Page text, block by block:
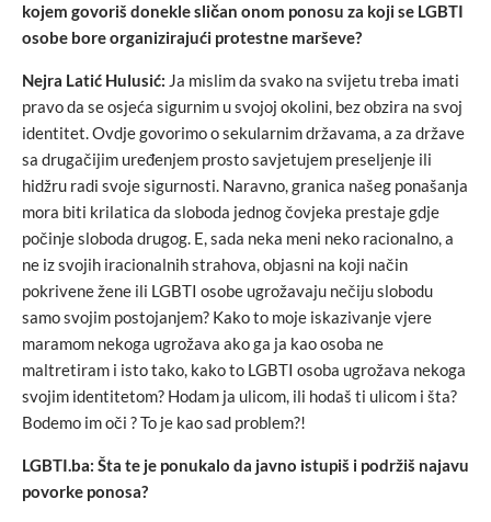
kojem govoriš donekle sličan onom ponosu za koji se LGBTI
osobe bore organizirajući protestne marševe?
Nejra Latić Hulusić: Ja mislim da svako na svijetu treba imati
pravo da se osjeća sigurnim u svojoj okolini, bez obzira na svoj
identitet. Ovdje govorimo o sekularnim državama, a za države
sa drugačijim uređenjem prosto savjetujem preseljenje ili
hidžru radi svoje sigurnosti. Naravno, granica našeg ponašanja
mora biti krilatica da sloboda jednog čovjeka prestaje gdje
počinje sloboda drugog. E, sada neka meni neko racionalno, a
ne iz svojih iracionalnih strahova, objasni na koji način
pokrivene žene ili LGBTI osobe ugrožavaju nečiju slobodu
samo svojim postojanjem? Kako to moje iskazivanje vjere
maramom nekoga ugrožava ako ga ja kao osoba ne
maltretiram i isto tako, kako to LGBTI osoba ugrožava nekoga
svojim identitetom? Hodam ja ulicom, ili hodaš ti ulicom i šta?
Bodemo im oči ? To je kao sad problem?!
LGBTI.ba: Šta te je ponukalo da javno istupiš i podržiš najavu
povorke ponosa?